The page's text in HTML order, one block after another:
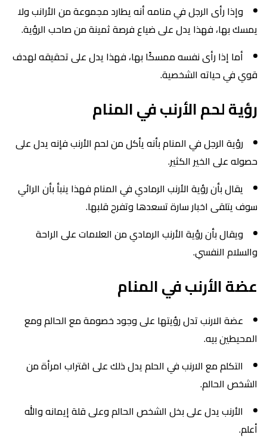
وإذا رأى الرجل في منامه أنه يطارد مجموعة من الأرانب ولا
يمسك بها، فهذا يدل على ضياع فرصة ثمينة من صاحب الرؤية.
أما إذا رأى نفسه ممسكًا بها، فهذا يدل على تحقيقه لهدف
قوي في حياته الشخصية.
رؤية لحم الأرنب في المنام
رؤية الرجل في المنام بأنه يأكل من لحم الأرنب فإنه يدل على
حصوله على الخير الكثير.
يقال بأن رؤية الأرنب الرمادي في المنام فهذا ينبأ بأن الرائي
سوف يتلقى اخبار سارة تسعدها وتفرح قلبها.
ويقال بأن رؤية الأرنب الرمادي من العلامات على الراحة
والسلام النفسي.
عضة الأرنب في المنام
عضة الارنب تدل رؤيتها على وجود خصومة مع الحالم ومع
المحيطين بيه.
التكلم مع الارنب في الحلم يدل ذلك على اقتراب امرأة من
الشخص الحالم.
الأرنب يدل على بخل الشخص الحالم وعلى قلة إيمانه والله
أعلم.